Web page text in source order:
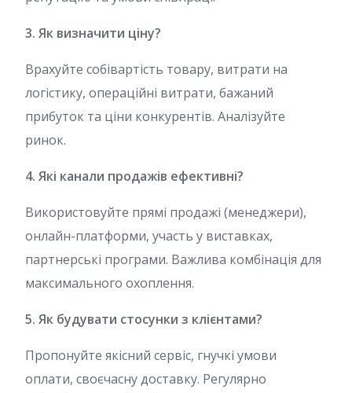
3. Як визначити ціну?
Врахуйте собівартість товару, витрати на
логістику, операційні витрати, бажаний
прибуток та ціни конкурентів. Аналізуйте
ринок.
4. Які канали продажів ефективні?
Використовуйте прямі продажі (менеджери),
онлайн-платформи, участь у виставках,
партнерські програми. Важлива комбінація для
максимального охоплення.
5. Як будувати стосунки з клієнтами?
Пропонуйте якісний сервіс, гнучкі умови
оплати, своєчасну доставку. Регулярно